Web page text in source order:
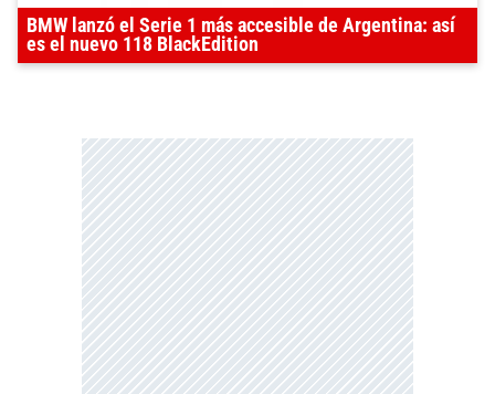
BMW lanzó el Serie 1 más accesible de Argentina: así
es el nuevo 118 BlackEdition